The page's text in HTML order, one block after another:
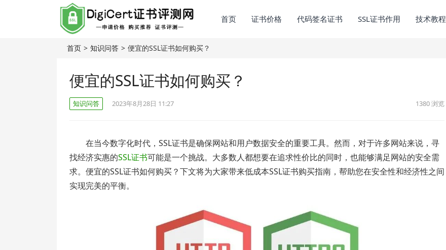
首页 证书价格 代码签名证书 SSL证书作用 技术教程
首页 > 知识问答 > 便宜的SSL证书如何购买？
便宜的SSL证书如何购买？
知识问答 2023年8月28日 11:27 1380浏览
在当今数字化时代，SSL证书是确保网站和用户数据安全的重要工具。然而，对于许多网站来说，寻
找经济实惠的SSL证书可能是一个挑战。大多数人都想要在追求性价比的同时，也能够满足网站的安全需
求。便宜的SSL证书如何购买？下文将为大家带来低成本SSL证书购买指南，帮助您在安全性和经济性之间
实现完美的平衡。